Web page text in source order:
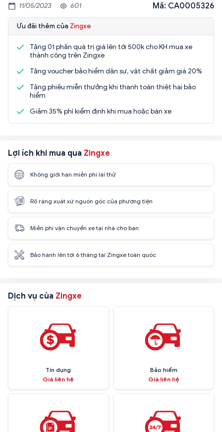
11/05/2023 601 Mã: CA0005326
Ưu đãi thêm của Zingxe
Tặng 01 phần quà trị giá lên tới 500k cho KH mua xe
thành công trên Zingxe
Tặng voucher bảo hiểm dân sự, vật chất giảm giá 20%
Tặng phiếu miễn thưởng khi thanh toán thiệt hại bảo
hiểm
Giảm 35% phí kiểm định khi mua hoặc bán xe
Lợi ích khi mua qua Zingxe
Không giới hạn miễn phí lái thử
Rõ ràng xuất xứ nguồn gốc của phương tiện
Miễn phí vận chuyển xe tại nhà cho bạn
Bảo hành lên tới 6 tháng tại Zingxe toàn quốc
Dịch vụ của Zingxe
Tín dụng
Giá liên hệ
Bảo hiểm
Giá liên hệ